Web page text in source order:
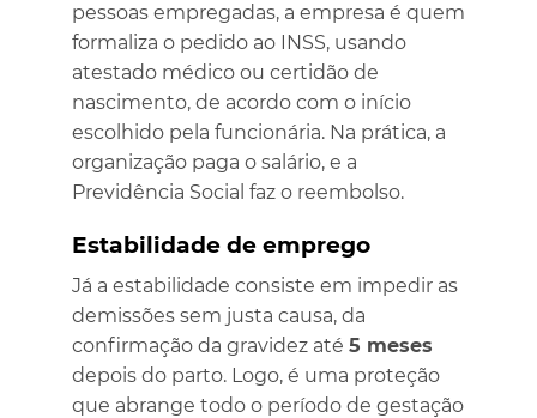
pessoas empregadas, a empresa é quem
formaliza o pedido ao INSS, usando
atestado médico ou certidão de
nascimento, de acordo com o início
escolhido pela funcionária. Na prática, a
organização paga o salário, e a
Previdência Social faz o reembolso.
Estabilidade de emprego
Já a estabilidade consiste em impedir as
demissões sem justa causa, da
confirmação da gravidez até 5 meses
depois do parto. Logo, é uma proteção
que abrange todo o período de gestação